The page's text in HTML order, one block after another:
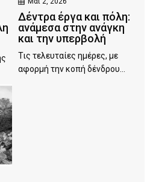
Δέντρα έργα και πόλη:
ανάμεσα στην ανάγκη
και την υπερβολή
Τις τελευταίες ημέρες, με
αφορμή την κοπή δένδρου...